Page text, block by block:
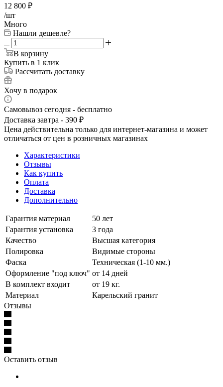
12 800 ₽
/шт
Много
Нашли дешевле?
В корзину
Купить в 1 клик
Рассчитать доставку
Хочу в подарок
Самовывоз сегодня - бесплатно
Доставка завтра - 390 ₽
Цена действительна только для интернет-магазина и может
отличаться от цен в розничных магазинах
Характеристики
Отзывы
Как купить
Оплата
Доставка
Дополнительно
Гарантия материал
50 лет
Гарантия установка
3 года
Качество
Высшая категория
Полировка
Видимые стороны
Фаска
Техническая (1-10 мм.)
Оформление "под ключ" от 14 дней
В комплект входит
от 19 кг.
Материал
Карельский гранит
Отзывы
Оставить отзыв